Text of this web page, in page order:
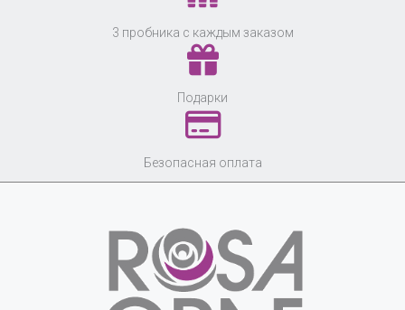
3 пробника с каждым заказом
Подарки
Безопасная оплата